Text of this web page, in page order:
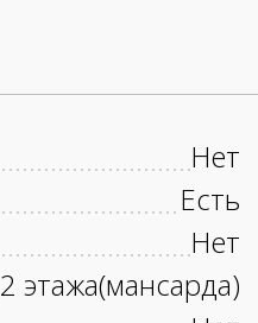
Нет
Есть
Нет
2 этажа(мансарда)